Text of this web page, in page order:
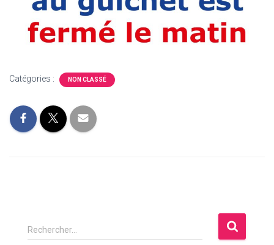
Catégories : NON CLASSÉ
Rechercher…